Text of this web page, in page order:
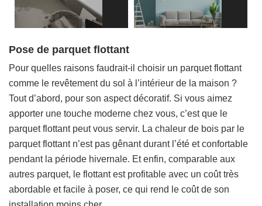
Pose de parquet flottant
Pour quelles raisons faudrait-il choisir un parquet flottant
comme le revêtement du sol à l’intérieur de la maison ?
Tout d’abord, pour son aspect décoratif. Si vous aimez
apporter une touche moderne chez vous, c’est que le
parquet flottant peut vous servir. La chaleur de bois par le
parquet flottant n’est pas gênant durant l’été et confortable
pendant la période hivernale. Et enfin, comparable aux
autres parquet, le flottant est profitable avec un coût très
abordable et facile à poser, ce qui rend le coût de son